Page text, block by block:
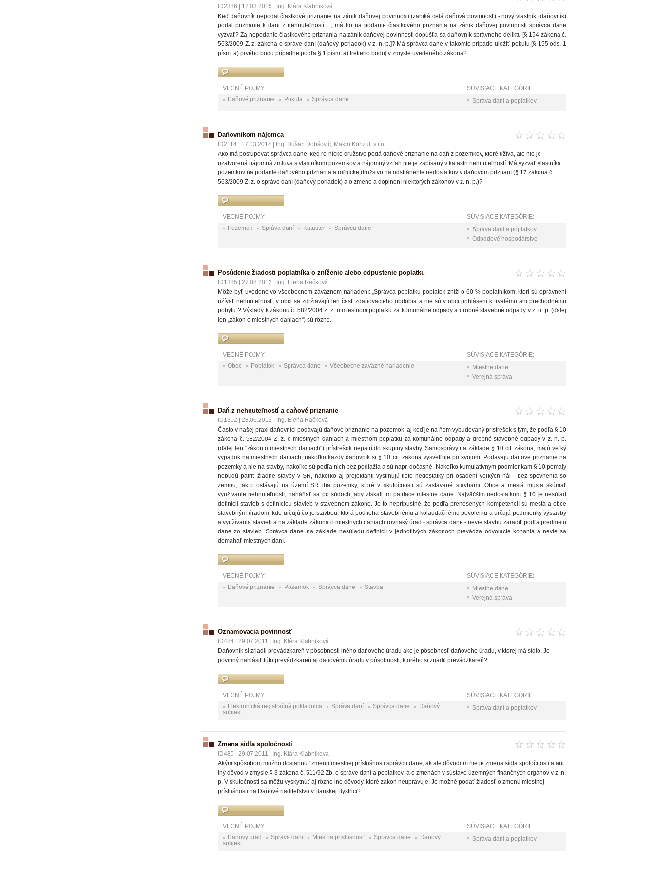
ID2386 12.03.2015
Ing. Klára Klabníková
Keď daňovník nepodal čiastkové priznanie na zánik daňovej povinnosti (zaniká celá daňová povinnosť) - nový vlastník (daňovník)
podal priznanie k dani z nehnuteľností ..., má ho na podanie čiastkového priznania na zánik daňovej povinnosti správca dane
vyzvať? Za nepodanie čiastkového priznania na zánik daňovej povinnosti dopúšťa sa daňovník správneho deliktu [§ 154 zákona č.
563/2009 Z. z. zákona o správe daní (daňový poriadok) v z. n. p.]? Má správca dane v takomto prípade uložiť pokutu [§ 155 ods. 1
písm. a) prvého bodu prípadne podľa § 1 písm. a) tretieho bodu] v zmysle uvedeného zákona?
VECNÉ POJMY:
Daňové priznanie
Pokuta Správca dane
SÚVISIACE KATEGÓRIE:
Správa daní a poplatkov
Daňovníkom nájomca
ID2114 17.03.2014
Ing. Dušan Dobšovič, Makro Konzult s.r.o.
Ako má postupovať správca dane, keď roľnícke družstvo podá daňové priznanie na daň z pozemkov, ktoré užíva, ale nie je
uzatvorená nájomná zmluva s vlastníkom pozemkov a nájomný vzťah nie je zapísaný v katastri nehnuteľností. Má vyzvať vlastníka
pozemkov na podanie daňového priznania a roľnícke družstvo na odstránenie nedostatkov v daňovom priznaní (§ 17 zákona č.
563/2009 Z. z. o správe daní (daňový poriadok) a o zmene a doplnení niektorých zákonov v z. n. p.)?
VECNÉ POJMY:
Pozemok
Správa daní Kataster Správca dane
SÚVISIACE KATEGÓRIE:
Správa daní a poplatkov
Odpadové hospodárstvo
Posúdenie žiadosti poplatníka o zníženie alebo odpustenie poplatku
ID1385 27.08.2012
Ing. Elena Račková
Môže byť uvedené vo všeobecnom záväznom nariadení: „Správca poplatku poplatok zníži o 60 % poplatníkom, ktorí sú oprávnení
užívať nehnuteľnosť, v obci sa zdržiavajú len časť zdaňovacieho obdobia a nie sú v obci prihlásení k trvalému ani prechodnému
pobytu“? Výklady k zákonu č. 582/2004 Z. z. o miestnom poplatku za komunálne odpady a drobné stavebné odpady v z. n. p. (ďalej
len „zákon o miestnych daniach“) sú rôzne.
VECNÉ POJMY:
Obec
Poplatok Správca dane Všeobecne záväzné nariadenie
SÚVISIACE KATEGÓRIE:
Miestne dane
Verejná správa
Daň z nehnuteľností a daňové priznanie
ID1302 28.06.2012
Ing. Elena Račková
Často v našej praxi daňovníci podávajú daňové priznanie na pozemok, aj keď je na ňom vybudovaný prístrešok s tým, že podľa § 10
zákona č. 582/2004 Z. z. o miestnych daniach a miestnom poplatku za komunálne odpady a drobné stavebné odpady v z. n. p.
(ďalej len "zákon o miestnych daniach") prístrešok nepatrí do skupiny stavby. Samosprávy na základe § 10 cit. zákona, majú veľký
výpadok na miestnych daniach, nakoľko každý daňovník si § 10 cit. zákona vysvetľuje po svojom. Podávajú daňové priznanie na
pozemky a nie na stavby, nakoľko sú podľa nich bez podlažia a sú napr. dočasné. Nakoľko kumulatívnym podmienkam § 10 pomaly
nebudú patriť žiadne stavby v SR, nakoľko aj projektanti vystihujú tieto nedostatky pri osadení veľkých hál - bez spevnenia so
zemou, takto ostávajú na území SR iba pozemky, ktoré v skutočnosti sú zastavané stavbami. Obce a mestá musia skúmať
využívanie nehnuteľností, naháňať sa po súdoch, aby získali im patriace miestne dane. Najväčším nedostatkom § 10 je nesúlad
definícií stavieb s definíciou stavieb v stavebnom zákone. Je to neprípustné, že podľa prenesených kompetencií sú mestá a obce
stavebným úradom, kde určujú čo je stavbou, ktorá podlieha stavebnému a kolaudačnému povoleniu a určujú podmienky výstavby
a využívania stavieb a na základe zákona o miestnych daniach rovnaký úrad - správca dane - nevie stavbu zaradiť podľa predmetu
dane zo stavieb. Správca dane na základe nesúladu definícií v jednotlivých zákonoch prevádza odvolacie konania a nevie sa
domáhať miestnych daní.
VECNÉ POJMY:
Daňové priznanie
Pozemok Správca dane Stavba
SÚVISIACE KATEGÓRIE:
Miestne dane
Verejná správa
Oznamovacia povinnosť
ID484 29.07.2011
Ing. Klára Klabníková
Daňovník si zriadil prevádzkareň v pôsobnosti iného daňového úradu ako je pôsobnosť daňového úradu, v ktorej má sídlo. Je
povinný nahlásiť túto prevádzkareň aj daňovému úradu v pôsobnosti, ktorého si zriadil prevádzkareň?
VECNÉ POJMY:
Elektronická registračná pokladnica
Správa daní Správca dane
Daňový
subjekt
SÚVISIACE KATEGÓRIE:
Správa daní a poplatkov
Zmena sídla spoločnosti
ID480 29.07.2011
Ing. Klára Klabníková
Akým spôsobom možno dosiahnuť zmenu miestnej príslušnosti správcu dane, ak ale dôvodom nie je zmena sídla spoločnosti a ani
iný dôvod v zmysle § 3 zákona č. 511/92 Zb. o správe daní a poplatkov a o zmenách v sústave územných finančných orgánov v z. n.
p. V skutočnosti sa môžu vyskytnúť aj rôzne iné dôvody, ktoré zákon neupravuje. Je možné podať žiadosť o zmenu miestnej
príslušnosti na Daňové riaditeľstvo v Banskej Bystrici?
VECNÉ POJMY:
Daňový úrad
Správa daní Miestna príslušnosť Správca dane
Daňový
subjekt
SÚVISIACE KATEGÓRIE:
Správa daní a poplatkov